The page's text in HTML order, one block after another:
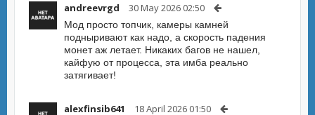
andreevrgd 30 May 2026 02:50
Мод просто топчик, камеры камней
подныривают как надо, а скорость падения
монет аж летает. Никаких багов не нашел,
кайфую от процесса, эта имба реально
затягивает!
alexfinsib641 18 April 2026 01:50